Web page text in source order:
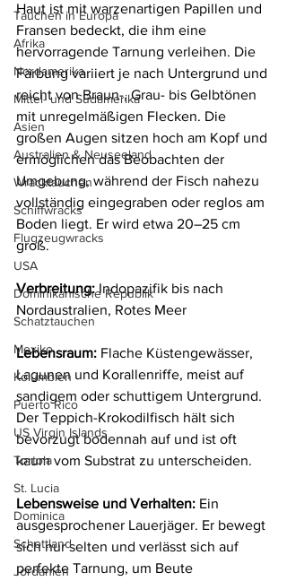
Tauchen in Europa
Afrika
Nordamerika
Mittel- und Südamerika
Asien
Australien & Neuseeland
Wracktauchen
Schiffwracks
Flugzeugwracks
USA
Dominikanische Republik
Schatztauchen
Mexiko
Kolumbien
Puerto Rico
US Virgin Islands
Tortola
St. Lucia
Dominica
Schottland
Jordanien
Haut ist mit warzenartigen Papillen und
Fransen bedeckt, die ihm eine
hervorragende Tarnung verleihen. Die
Färbung variiert je nach Untergrund und
reicht von Braun-, Grau- bis Gelbtönen
mit unregelmäßigen Flecken. Die
großen Augen sitzen hoch am Kopf und
ermöglichen das Beobachten der
Umgebung, während der Fisch nahezu
vollständig eingegraben oder reglos am
Boden liegt. Er wird etwa 20–25 cm
groß.
Verbreitung: Indopazifik bis nach
Nordaustralien, Rotes Meer
Lebensraum: Flache Küstengewässer,
Lagunen und Korallenriffe, meist auf
sandigem oder schuttigem Untergrund.
Der Teppich-Krokodilfisch hält sich
bevorzugt bodennah auf und ist oft
kaum vom Substrat zu unterscheiden.
Lebensweise und Verhalten: Ein
ausgesprochener Lauerjäger. Er bewegt
sich nur selten und verlässt sich auf
perfekte Tarnung, um Beute